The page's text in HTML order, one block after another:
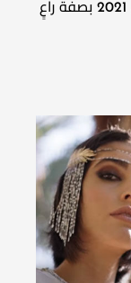
معوّض تدخل في شراكة مع فن أبوظبي 2021 بصفة راعٍ